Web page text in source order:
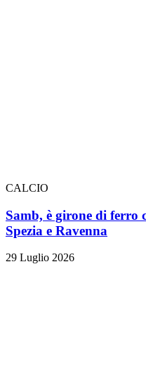
CALCIO
Samb, è girone di ferro
Spezia e Ravenna
29 Luglio 2026